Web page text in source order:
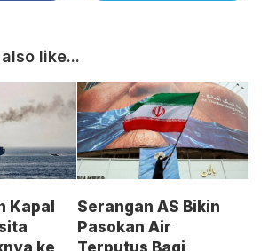
like...
Kapal
ke
Serangan AS Bikin
Pasokan Air
Terputus Bagi